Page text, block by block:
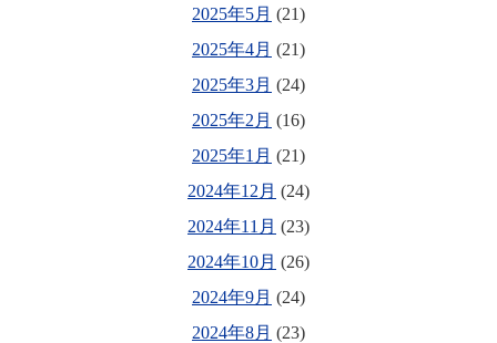
2025年5月 (21)
2025年4月 (21)
2025年3月 (24)
2025年2月 (16)
2025年1月 (21)
2024年12月 (24)
2024年11月 (23)
2024年10月 (26)
2024年9月 (24)
2024年8月 (23)